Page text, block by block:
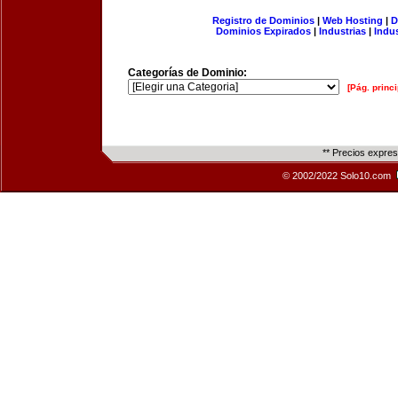
Registro de Dominios| Web Hosting |
Dominios Expirados | Industrias |
Categorías de Dominio:
[Pág.
** Precios
© 2002/2022 Solo10.com